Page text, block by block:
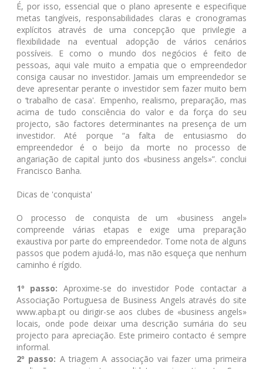
É, por isso, essencial que o plano apresente e especifique
metas tangíveis, responsabilidades claras e cronogramas
explícitos através de uma concepção que privilegie a
flexibilidade na eventual adopção de vários cenários
possíveis. E como o mundo dos negócios é feito de
pessoas, aqui vale muito a empatia que o empreendedor
consiga causar no investidor. Jamais um empreendedor se
deve apresentar perante o investidor sem fazer muito bem
o ‘trabalho de casa'. Empenho, realismo, preparação, mas
acima de tudo consciência do valor e da força do seu
projecto, são factores determinantes na presença de um
investidor. Até porque “a falta de entusiasmo do
empreendedor é o beijo da morte no processo de
angariação de capital junto dos «business angels»”. conclui
Francisco Banha.
Dicas de 'conquista'
O processo de conquista de um «business angel»
compreende várias etapas e exige uma preparação
exaustiva por parte do empreendedor. Tome nota de alguns
passos que podem ajudá-lo, mas não esqueça que nenhum
caminho é rígido.
1º passo: Aproxime-se do investidor Pode contactar a
Associação Portuguesa de Business Angels através do site
www.apba.pt ou dirigir-se aos clubes de «business angels»
locais, onde pode deixar uma descrição sumária do seu
projecto para apreciação. Este primeiro contacto é sempre
informal.
2º passo: A triagem A associação vai fazer uma primeira